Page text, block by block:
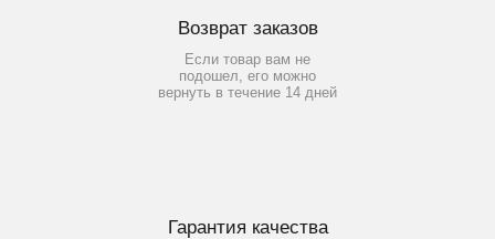
Возврат заказов
Если товар вам не
подошел, его можно
вернуть в течение 14 дней
Гарантия качества